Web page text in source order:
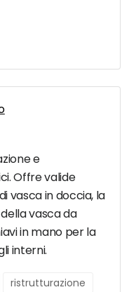
e
Offre valide
vasca in doccia, la
vasca da
in mano per la
interni.
ristrutturazione